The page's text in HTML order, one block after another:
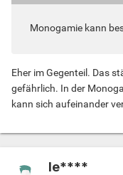
Monogamie kann
Eher im Gegenteil. Das
gefährlich. In der
kann sich aufeinander
le****